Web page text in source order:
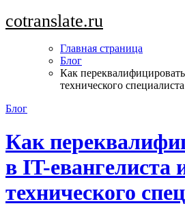
Перейти
к
cotranslate.ru
Главная страница
Блог
Как
технического специалиста
Блог
Как
в IT-евангелиста
технического